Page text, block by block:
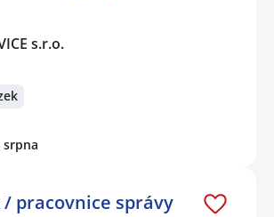
s.r.o.
srpna
pracovnice správy